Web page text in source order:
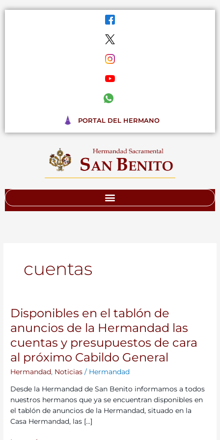
PORTAL DEL HERMANO
cuentas
Disponibles en el tablón de
anuncios de la Hermandad las
cuentas y presupuestos de cara
al próximo Cabildo General
Hermandad, Noticias / Hermandad
Desde la Hermandad de San Benito informamos a todos
nuestros hermanos que ya se encuentran disponibles en
el tablón de anuncios de la Hermandad, situado en la
Casa Hermandad, las […]
Disponibles
el
tablón
de
anuncios
de
la
Hermandad
las
cuentas